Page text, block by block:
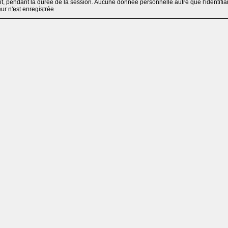
pendant la durée de la session. Aucune donnée personnelle autre que
n'est enregistrée